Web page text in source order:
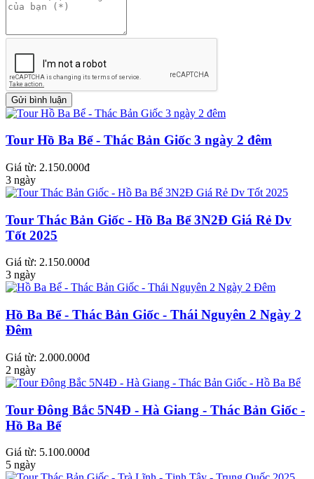
Tour Hồ Ba Bể - Thác Bản Giốc 3 ngày 2 đêm
Giá từ: 2.150.000đ
3 ngày
Tour Thác Bản Giốc - Hồ Ba Bể 3N2Đ Giá Rẻ Dv
Tốt 2025
Giá từ: 2.150.000đ
3 ngày
Hồ Ba Bể - Thác Bản Giốc - Thái Nguyên 2 Ngày 2
Đêm
Giá từ: 2.000.000đ
2 ngày
Tour Đông Bắc 5N4Đ - Hà Giang - Thác Bản Giốc -
Hồ Ba Bể
Giá từ: 5.100.000đ
5 ngày